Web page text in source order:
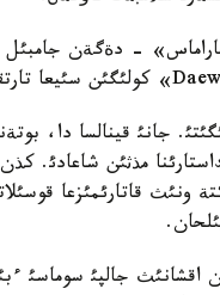
- دةگةن جامبئل
جانئ قينالسا دا،
مذثئن شاعادئ.
ونئث قاتارئمئزعا
جالپئ سوماسئ